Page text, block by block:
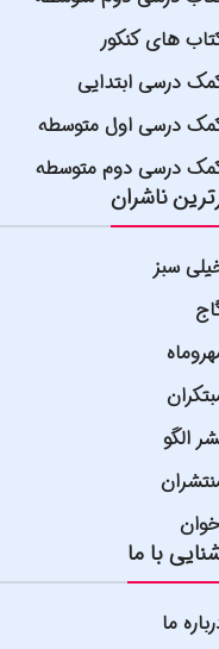
های کنکور
درسی ابتدایی
درسی اول متوسطه
درسی دوم متوسطه
ناشران
سبز
الگو
با ما
ما